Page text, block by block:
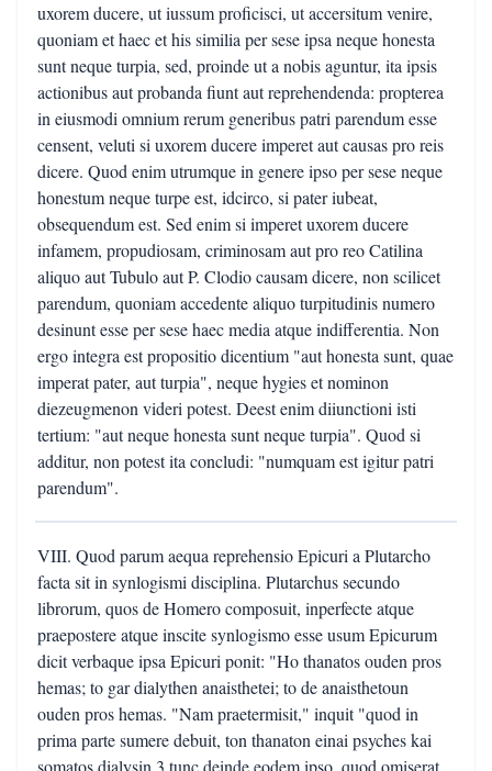
uxorem ducere, ut iussum proficisci, ut accersitum venire,
quoniam et haec et his similia per sese ipsa neque honesta
sunt neque turpia, sed, proinde ut a nobis aguntur, ita ipsis
actionibus aut probanda fiunt aut reprehendenda: propterea
in eiusmodi omnium rerum generibus patri parendum esse
censent, veluti si uxorem ducere imperet aut causas pro reis
dicere. Quod enim utrumque in genere ipso per sese neque
honestum neque turpe est, idcirco, si pater iubeat,
obsequendum est. Sed enim si imperet uxorem ducere
infamem, propudiosam, criminosam aut pro reo Catilina
aliquo aut Tubulo aut P. Clodio causam dicere, non scilicet
parendum, quoniam accedente aliquo turpitudinis numero
desinunt esse per sese haec media atque indifferentia. Non
ergo integra est propositio dicentium "aut honesta sunt, quae
imperat pater, aut turpia", neque hygies et nominon
diezeugmenon videri potest. Deest enim diiunctioni isti
tertium: "aut neque honesta sunt neque turpia". Quod si
additur, non potest ita concludi: "numquam est igitur patri
parendum".
VIII. Quod parum aequa reprehensio Epicuri a Plutarcho
facta sit in synlogismi disciplina. Plutarchus secundo
librorum, quos de Homero composuit, inperfecte atque
praepostere atque inscite synlogismo esse usum Epicurum
dicit verbaque ipsa Epicuri ponit: "Ho thanatos ouden pros
hemas; to gar dialythen anaisthetei; to de anaisthetoun
ouden pros hemas. "Nam praetermisit," inquit "quod in
prima parte sumere debuit, ton thanaton einai psyches kai
somatos dialysin,3 tunc deinde eodem ipso, quod omiserat,